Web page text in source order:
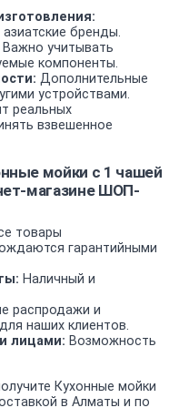
азиатские бренды.
Важно учитывать
компоненты.
Дополнительные
устройствами.
реальных
взвешенное
мойки с 1 чашей
магазине ШОП-
товары
гарантийными
Наличный и
распродажи и
наших клиентов.
лицами: Возможность
Кухонные мойки
в Алматы и по